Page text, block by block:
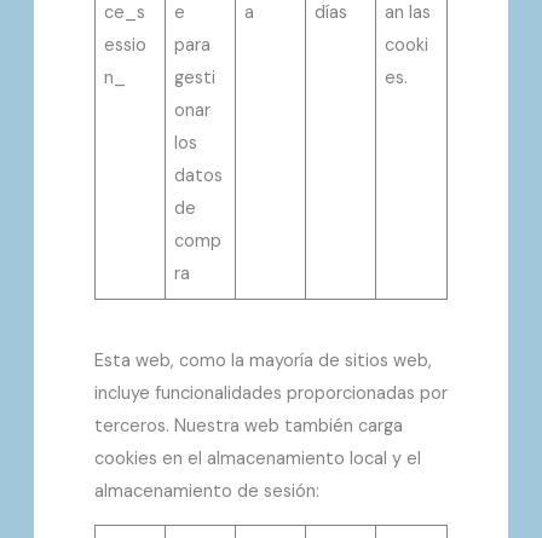
ce_s
essio
n_
e
para
gesti
onar
los
datos
de
comp
ra
a
días
an las
cooki
es.
Esta web, como la mayoría de sitios web,
incluye funcionalidades proporcionadas por
terceros. Nuestra web también carga
cookies en el almacenamiento local y el
almacenamiento de sesión: